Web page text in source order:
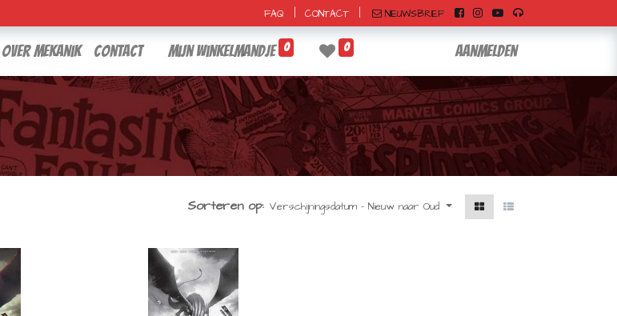
FAQ CONTACT NIEUWSBRIEF
over mekanik contact Mijn winkelmandje 0 0 Aanmelden
Sorteren op: Verschijningsdatum - Nieuw naar Oud